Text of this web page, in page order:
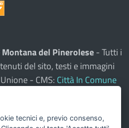
del Pinerolese- Tutti i
del sito, testi e immagini
- CMS: Città In Comune
tecnici e, previo consenso,